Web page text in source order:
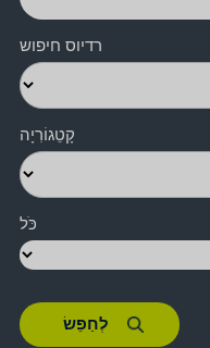
רדיוס חיפוש
קָטֵגוֹרִיָה
כֹּל